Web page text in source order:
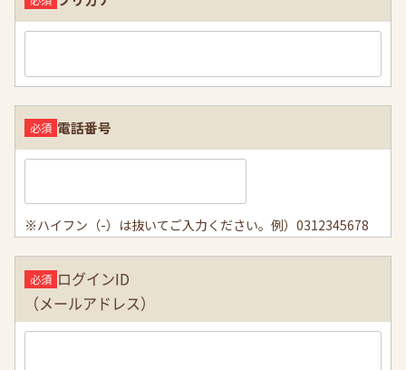
電話番号
※ハイフン（-）は抜いてご入力ください。例）0312345678
ログインID
（メールアドレス）